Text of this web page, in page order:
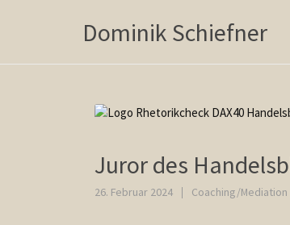
Dominik Schiefner
Juror des
26. Februar 2024 Coaching/Mediation